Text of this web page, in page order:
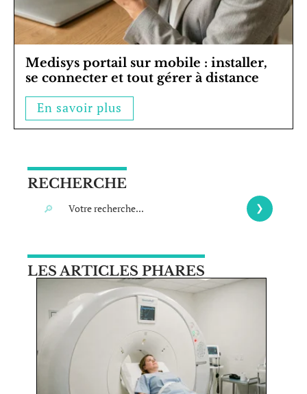
Medisys portail sur mobile : installer,
se connecter et tout gérer à distance
En savoir plus
RECHERCHE
LES ARTICLES PHARES